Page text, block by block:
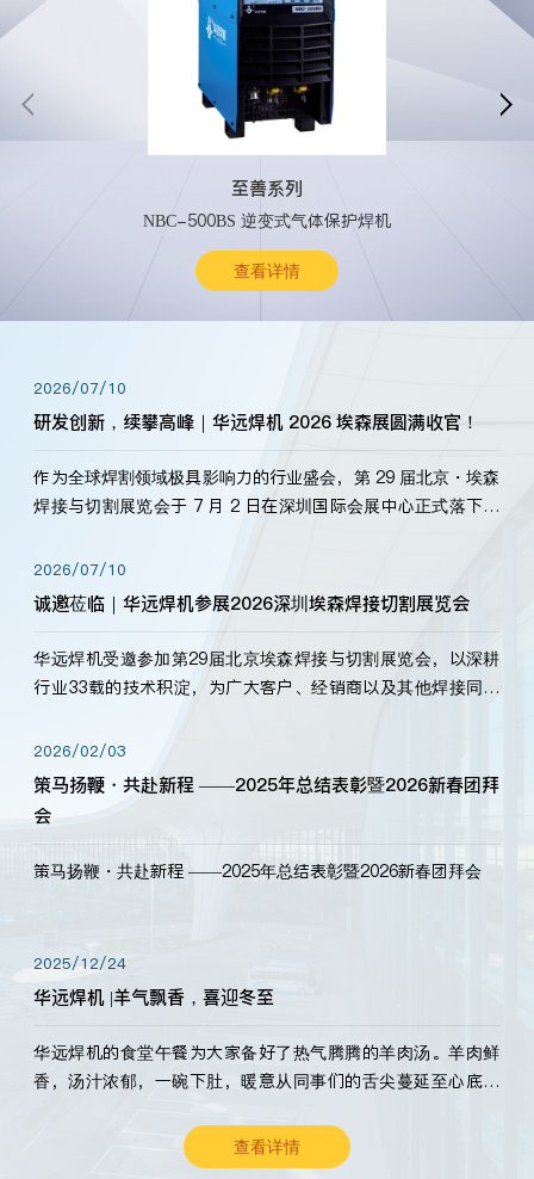
至善系列
NBC-500BS 逆变式气体保护焊机
查看详情
 
2026/07/10
研发创新，续攀高峰｜华远焊机 2026 埃森展圆满收官！
作为全球焊割领域极具影响力的行业盛会，第 29 届北京・埃森
焊接与切割展览会于 7 月 2 日在深圳国际会展中心正式落下帷
标准，持之以恒研发新产品、新技术。新老客户、行业伙伴、
海内外客户为目睹公司发布的新产…
2026/07/10
诚邀莅临｜华远焊机参展2026深圳埃森焊接切割展览会
华远焊机受邀参加第29届北京埃森焊接与切割展览会，以深耕
行业33载的技术积淀，为广大客户、经销商以及其他焊接同仁
2026/02/03
策马扬鞭・共赴新程 ——2025年总结表彰暨2026新春团拜
会
策马扬鞭・共赴新程 ——2025年总结表彰暨2026新春团拜会
2025/12/24
华远焊机 |羊气飘香，喜迎冬至
华远焊机的食堂午餐为大家备好了热气腾腾的羊肉汤。羊肉鲜
香，汤汁浓郁，一碗下肚，暖意从同事们的舌尖蔓延至心底。
查看详情